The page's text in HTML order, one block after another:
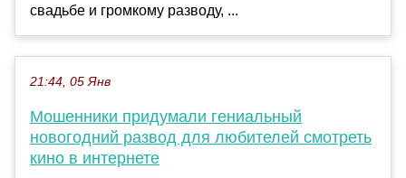
свадьбе и громкому разводу, ...
21:44, 05 Янв
Мошенники придумали гениальный
новогодний развод для любителей смотреть
кино в интернете